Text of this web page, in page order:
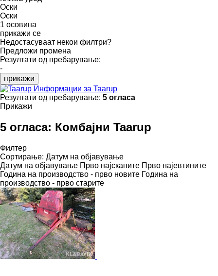
Оски
Оски
1 осовина
прикажи се
Недостасуваат некои филтри?
Предложи промена
Резултати од пребарување:
-
прикажи
Информации за Taarup
Резултати од пребарување: 5 огласа
Прикажи
5 огласа: Комбајни Taarup
Филтер
Сортирање: Датум на објавување
Датум на објавување Прво најскапите Прво најевтините
Година на производство - прво новите Година на
производство - прво старите